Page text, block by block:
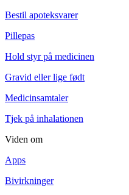
Bestil apoteksvarer
Pillepas
Hold styr på medicinen
Gravid eller lige født
Medicinsamtaler
Tjek på inhalationen
Viden om
Apps
Bivirkninger